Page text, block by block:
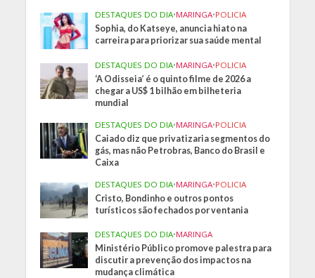
DESTAQUES DO DIA•MARINGA•POLICIA
Sophia, do Katseye, anuncia hiato na
carreira para priorizar sua saúde mental
DESTAQUES DO DIA•MARINGA•POLICIA
‘A Odisseia’ é o quinto filme de 2026 a
chegar a US$ 1 bilhão em bilheteria
mundial
DESTAQUES DO DIA•MARINGA•POLICIA
Caiado diz que privatizaria segmentos do
gás, mas não Petrobras, Banco do Brasil e
Caixa
DESTAQUES DO DIA•MARINGA•POLICIA
Cristo, Bondinho e outros pontos
turísticos são fechados por ventania
DESTAQUES DO DIA•MARINGA
Ministério Público promove palestra para
discutir a prevenção dos impactos na
mudança climática